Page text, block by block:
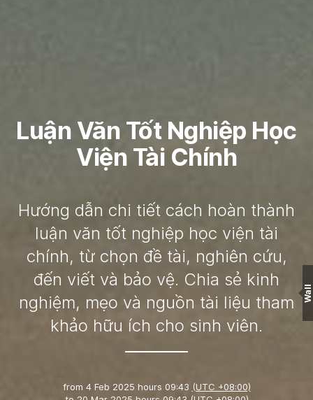
Luận Văn Tốt Nghiệp Học
Viện Tài Chính
Hướng dẫn chi tiết cách hoàn thành
luận văn tốt nghiệp học viện tài
chính, từ chọn đề tài, nghiên cứu,
đến viết và bảo vệ. Chia sẻ kinh
nghiệm, mẹo và nguồn tài liệu tham
khảo hữu ích cho sinh viên.
from 4 Feb 2025 hours 09:43 (UTC +08:00)
Wall